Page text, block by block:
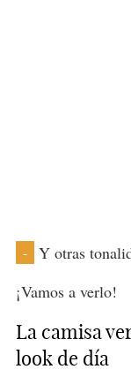
-
Y otras
¡Vamos a verlo!
La camisa
look de día